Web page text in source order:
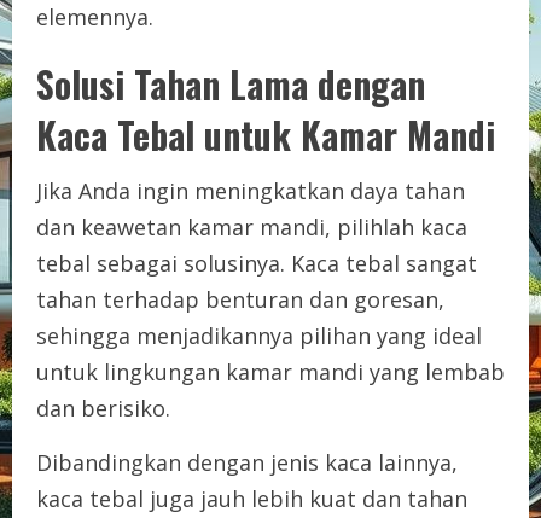
elemennya.
Solusi Tahan Lama dengan
Kaca Tebal untuk Kamar Mandi
Jika Anda ingin meningkatkan daya tahan
dan keawetan kamar mandi, pilihlah kaca
tebal sebagai solusinya. Kaca tebal sangat
tahan terhadap benturan dan goresan,
sehingga menjadikannya pilihan yang ideal
untuk lingkungan kamar mandi yang lembab
dan berisiko.
Dibandingkan dengan jenis kaca lainnya,
kaca tebal juga jauh lebih kuat dan tahan